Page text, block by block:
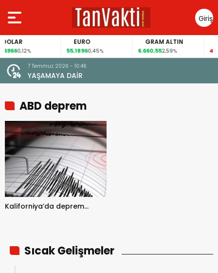
Giriş
Yap
0,12%
EURO
55,18960,45%
GRAM ALTIN
6.660,552,59% 41,30
7 Temmuz 2026 - 10:46
YAŞAMAYA DAİR
ABD deprem
Kaliforniya’da deprem…
Sıcak Gelişmeler